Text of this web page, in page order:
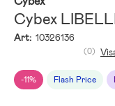
Cybex
Art: 10326136
-11% Flash Price
(0)